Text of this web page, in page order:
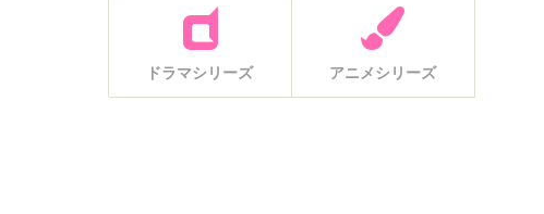
ドラマシリーズ アニメシリーズ